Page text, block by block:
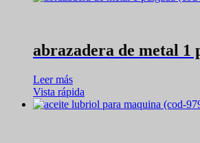
abrazadera de metal 1
Leer más
Vista rápida